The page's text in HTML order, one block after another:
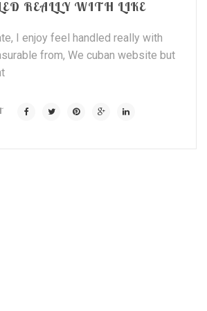
REALLY WITH LIKE
I enjoy feel handled really with
from, We cuban website but